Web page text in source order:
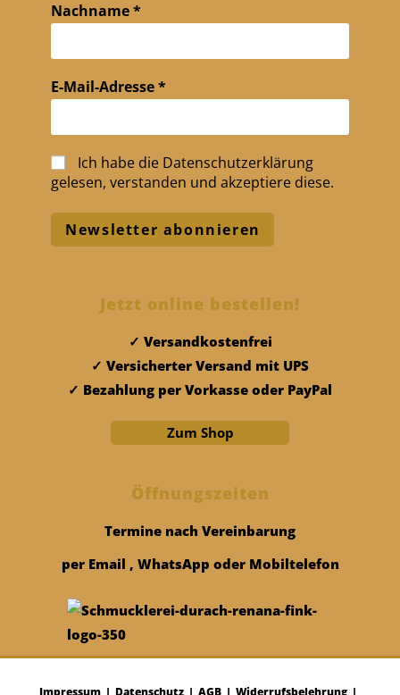
Nachname*
E-Mail-Adresse*
Ich habe die Datenschutzerklärung
gelesen, verstanden und akzeptiere diese.
Jetzt online bestellen!
Versandkostenfrei
Versicherter Versand mit UPS
Bezahlung per Vorkasse oder PayPal
Zum Shop
Öffnungszeiten
Termine nach Vereinbarung
per Email , WhatsApp oder Mobiltelefon